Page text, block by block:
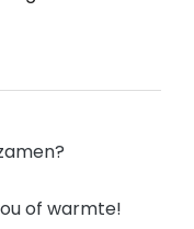
of warmte!